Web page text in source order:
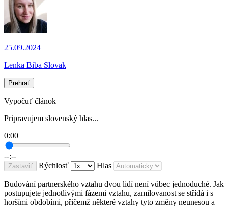
25.09.2024
Lenka Biba Slovak
Prehrať
Vypočuť článok
Pripravujem slovenský hlas...
0:00
--:--
Zastaviť Rýchlosť Hlas
Budování partnerského vztahu dvou lidí není vůbec jednoduché. Jak
postupujete jednotlivými fázemi vztahu, zamilovanost se střídá i s
horšími obdobími, přičemž některé vztahy tyto změny neunesou a